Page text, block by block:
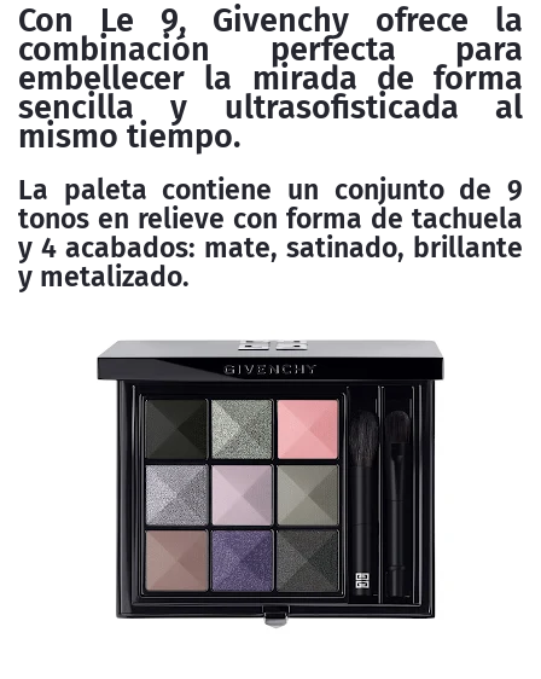
Con Le 9, Givenchy ofrece la
combinación perfecta para
embellecer la mirada de forma
sencilla y ultrasofisticada al
mismo tiempo.
La paleta contiene un conjunto de 9
tonos en relieve con forma de tachuela
y 4 acabados: mate, satinado, brillante
y metalizado.